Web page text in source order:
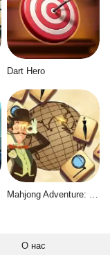
Dart Hero
О нас